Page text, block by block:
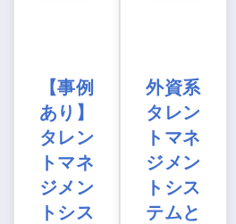
【事例
あり】
タレン
トマネ
ジメン
トシス
外資系
タレン
トマネ
ジメン
トシス
テムと